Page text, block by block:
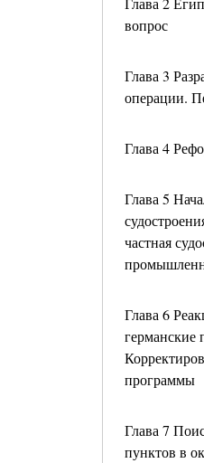
вопрос
Глава 3
операции.
Глава 4
Глава 5
частная
Глава 6
германские
программы
Глава 7
пунктов в